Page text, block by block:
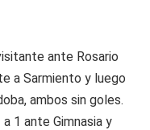
ante Rosario
a Sarmiento y luego
ambos sin goles.
1 ante Gimnasia y